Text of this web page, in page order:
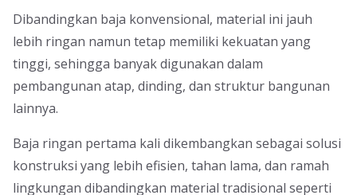
Dibandingkan baja konvensional, material ini jauh
lebih ringan namun tetap memiliki kekuatan yang
tinggi, sehingga banyak digunakan dalam
pembangunan atap, dinding, dan struktur bangunan
lainnya.
Baja ringan pertama kali dikembangkan sebagai solusi
konstruksi yang lebih efisien, tahan lama, dan ramah
lingkungan dibandingkan material tradisional seperti